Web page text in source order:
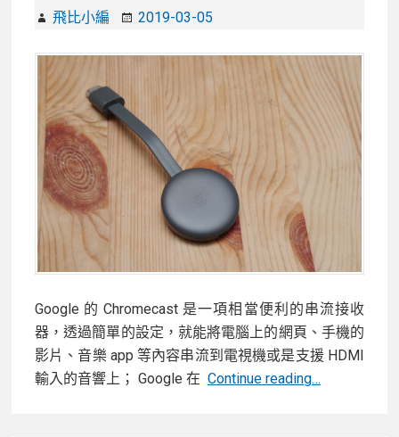
飛比小編 2019-03-05
Google 的 Chromecast 是一項相當便利的串流接收
器，透過簡單的設定，就能將電腦上的網頁、手機的
影片、音樂 app 等內容串流到電視機或是支援 HDMI
輸入的音響上； Google 在 Continue reading…